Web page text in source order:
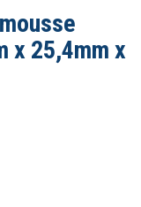
x 25,4mm x